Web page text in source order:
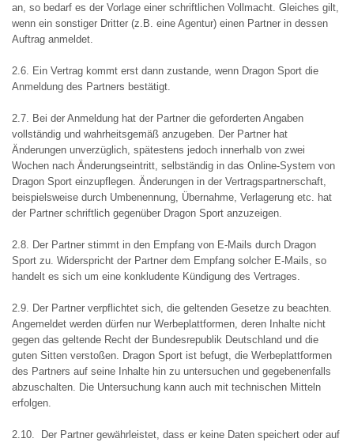
an, so bedarf es der Vorlage einer schriftlichen Vollmacht. Gleiches gilt,
wenn ein sonstiger Dritter (z.B. eine Agentur) einen Partner in dessen
Auftrag anmeldet.
2.6. Ein Vertrag kommt erst dann zustande, wenn Dragon Sport die
Anmeldung des Partners bestätigt.
2.7. Bei der Anmeldung hat der Partner die geforderten Angaben
vollständig und wahrheitsgemäß anzugeben. Der Partner hat
Änderungen unverzüglich, spätestens jedoch innerhalb von zwei
Wochen nach Änderungseintritt, selbständig in das Online-System von
Dragon Sport einzupflegen. Änderungen in der Vertragspartnerschaft,
beispielsweise durch Umbenennung, Übernahme, Verlagerung etc. hat
der Partner schriftlich gegenüber Dragon Sport anzuzeigen.
2.8. Der Partner stimmt in den Empfang von E-Mails durch Dragon
Sport zu. Widerspricht der Partner dem Empfang solcher E-Mails, so
handelt es sich um eine konkludente Kündigung des Vertrages.
2.9. Der Partner verpflichtet sich, die geltenden Gesetze zu beachten.
Angemeldet werden dürfen nur Werbeplattformen, deren Inhalte nicht
gegen das geltende Recht der Bundesrepublik Deutschland und die
guten Sitten verstoßen. Dragon Sport ist befugt, die Werbeplattformen
des Partners auf seine Inhalte hin zu untersuchen und gegebenenfalls
abzuschalten. Die Untersuchung kann auch mit technischen Mitteln
erfolgen.
2.10. Der Partner gewährleistet, dass er keine Daten speichert oder auf